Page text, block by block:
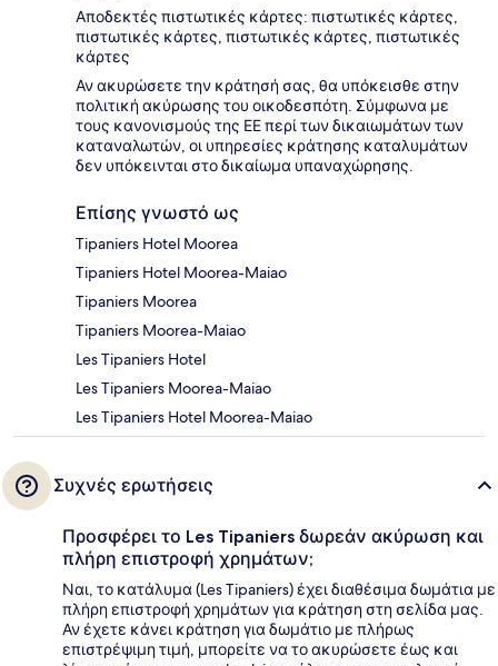
Αποδεκτές πιστωτικές κάρτες: πιστωτικές κάρτες,
πιστωτικές κάρτες, πιστωτικές κάρτες, πιστωτικές
κάρτες
Αν ακυρώσετε την κράτησή σας, θα υπόκεισθε στην
πολιτική ακύρωσης του οικοδεσπότη. Σύμφωνα με
τους κανονισμούς της ΕΕ περί των δικαιωμάτων των
καταναλωτών, οι υπηρεσίες κράτησης καταλυμάτων
δεν υπόκεινται στο δικαίωμα υπαναχώρησης.
Επίσης γνωστό ως
Tipaniers Hotel Moorea
Tipaniers Hotel Moorea-Maiao
Tipaniers Moorea
Tipaniers Moorea-Maiao
Les Tipaniers Hotel
Les Tipaniers Moorea-Maiao
Les Tipaniers Hotel Moorea-Maiao
Συχνές ερωτήσεις
Προσφέρει το Les Tipaniers δωρεάν ακύρωση και
πλήρη επιστροφή χρημάτων;
Ναι, το κατάλυμα (Les Tipaniers) έχει διαθέσιμα δωμάτια με
πλήρη επιστροφή χρημάτων για κράτηση στη σελίδα μας.
Αν έχετε κάνει κράτηση για δωμάτιο με πλήρως
επιστρέψιμη τιμή, μπορείτε να το ακυρώσετε έως και